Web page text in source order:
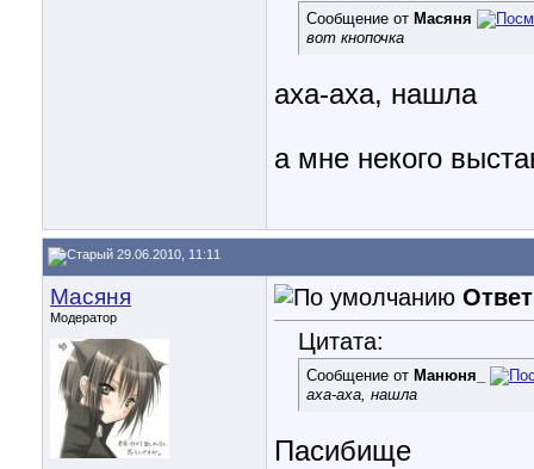
Сообщение от Масяня
вот кнопочка
аха-аха, нашла
а мне некого
29.06.2010, 11:11
Масяня
Модератор
Цитата:
Сообщение от Манюня_
аха-аха, нашла
Пасибище